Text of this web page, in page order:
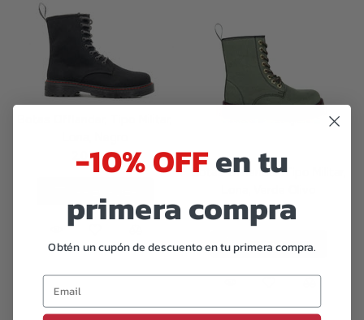
2,029.00
Botas Offlander, Tipo Militar,
2,029.00
PREORDER
-10% OFFen tu
primera compra
Obtén un cupón de descuento en tu primera compra.